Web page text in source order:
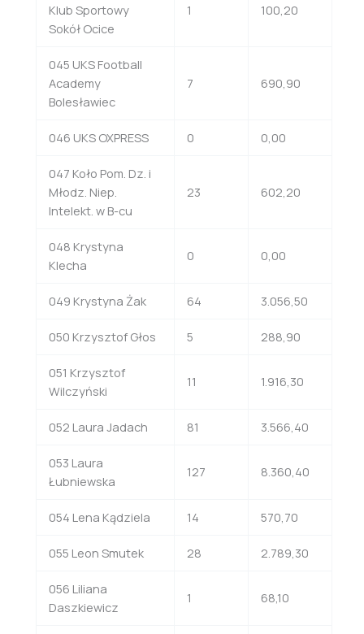
Klub Sportowy
Sokół Ocice
1 100,20
045 UKS Football
Academy
Bolesławiec
7 690,90
046 UKS OXPRESS 0 0,00
047 Koło Pom. Dz. i
Młodz. Niep.
Intelekt. w B-cu
23 602,20
048 Krystyna
Klecha
0 0,00
049 Krystyna Żak 64 3.056,50
050 Krzysztof Głos 5 288,90
051 Krzysztof
Wilczyński
11 1.916,30
052 Laura Jadach 81 3.566,40
053 Laura
Łubniewska
127 8.360,40
054 Lena Kądziela 14 570,70
055 Leon Smutek 28 2.789,30
056 Liliana
Daszkiewicz
1 68,10